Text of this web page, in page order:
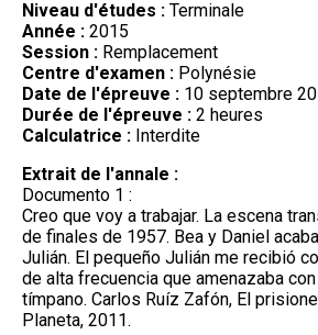
Niveau d'études : Terminale
Année : 2015
Session : Remplacement
Centre d'examen : Polynésie
Date de l'épreuve : 10 septembre
Durée de l'épreuve : 2 heures
Calculatrice : Interdite
Extrait de l'annale :
Documento 1 :
Creo que voy a trabajar. La escena
de finales de 1957. Bea y Daniel
Julián. El pequeño Julián me recibió
de alta frecuencia que amenazaba
tímpano. Carlos Ruíz Zafón, El
Planeta, 2011.